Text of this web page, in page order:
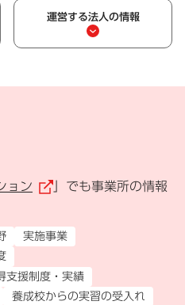
運営する法人の情報
ョン （外部リンク）
」でも事業所の情報
実施事業
支援制度・実績
養成校からの実習の受入れ